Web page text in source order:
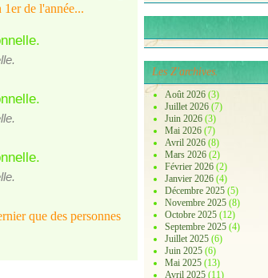
de l'année...
que des personnes
Les Z'archives.
Août 2026 (3)
Juillet 2026 (7)
Juin 2026 (3)
Mai 2026 (7)
Avril 2026 (8)
Mars 2026 (2)
Février 2026 (2)
Janvier 2026 (4)
Décembre 2025 (5)
Novembre 2025 (8)
Octobre 2025 (12)
Septembre 2025 (4)
Juillet 2025 (6)
Juin 2025 (6)
Mai 2025 (13)
Avril 2025 (11)